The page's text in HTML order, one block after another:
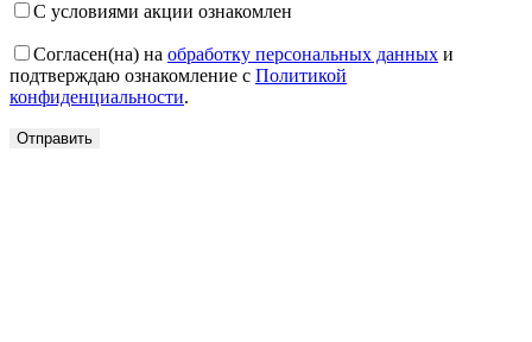
С условиями акции ознакомлен
Согласен(на) на обработку персональных данных и
подтверждаю ознакомление с Политикой
конфиденциальности.